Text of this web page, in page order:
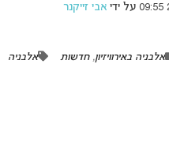
אבי זייקנר
אלבניה באירוויזיון, חדשות אלבניה